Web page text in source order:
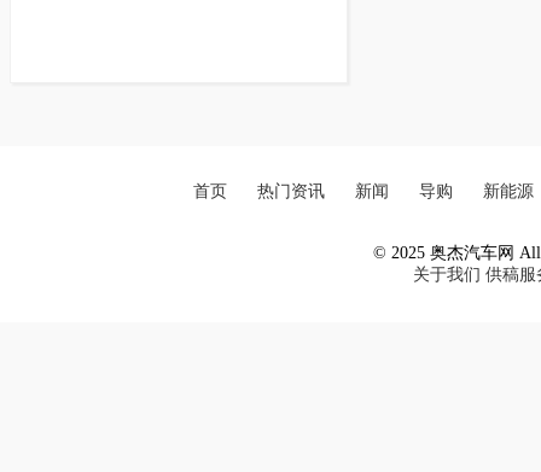
首页 热门资讯 新闻 导购 新能源
© 2025 奥杰汽车网 All
关于我们 供稿服